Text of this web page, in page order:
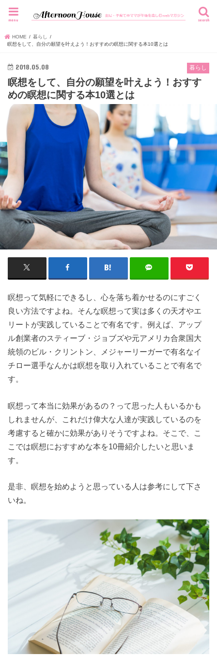
search
menu
HOME
暮らし
瞑想をして、自分の願望を叶えよう！おすすめの瞑想に関する本10選とは
暮らし
2018.05.08
瞑想をして、自分の願望を叶えよう！おすす
めの瞑想に関する本10選とは
瞑想って気軽にできるし、心を落ち着かせるのにすごく
良い方法ですよね。そんな瞑想って実は多くの天才やエ
リートが実践していることで有名です。例えば、アップ
ル創業者のスティーブ・ジョブズや元アメリカ合衆国大
統領のビル・クリントン、メジャーリーガーで有名なイ
チロー選手なんかは瞑想を取り入れていることで有名で
す。
瞑想って本当に効果があるの？って思った人もいるかも
しれませんが、これだけ偉大な人達が実践しているのを
考慮すると確かに効果がありそうですよね。そこで、こ
こでは瞑想におすすめな本を10冊紹介したいと思いま
す。
是非、瞑想を始めようと思っている人は参考にして下さ
いね。